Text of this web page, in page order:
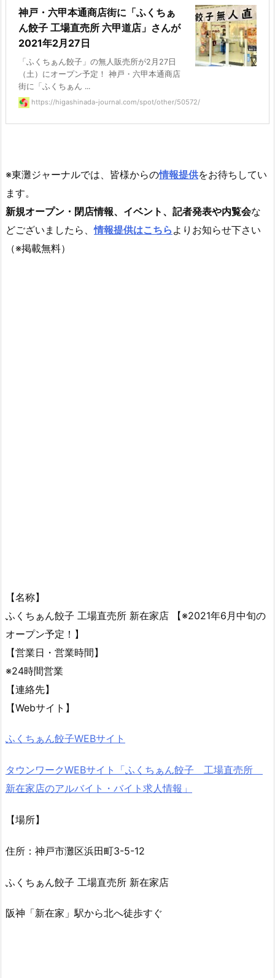
神戸・六甲本通商店街に「ふくちぁ
ん餃子 工場直売所 六甲道店」さんが
2021年2月27日
「ふくちぁん餃子」の無人販売所が2月27日
（土）にオープン予定！ 神戸・六甲本通商店
街に「ふくちぁん ...
https://higashinada-journal.com/spot/other/50572/
※東灘ジャーナルでは、皆様からの情報提供をお待ちしてい
ます。
新規オープン・閉店情報、イベント、記者発表や内覧会な
どございましたら、情報提供はこちら よりお知らせ下さい
（※掲載無料）
【名称】
ふくちぁん餃子 工場直売所 新在家店 【※2021年6月中旬の
オープン予定！】
【営業日・営業時間】
※24時間営業
【連絡先】
【Webサイト】
ふくちぁん餃子WEBサイト
タウンワークWEBサイト「ふくちぁん餃子 工場直売所
新在家店のアルバイト・バイト求人情報」
【場所】
住所：神戸市灘区浜田町3-5-12
ふくちぁん餃子 工場直売所 新在家店
阪神「新在家」駅から北へ徒歩すぐ